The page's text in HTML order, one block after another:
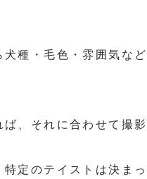
種・毛色・雰囲気な
、それに合わせて撮影
定のテイストは決ま